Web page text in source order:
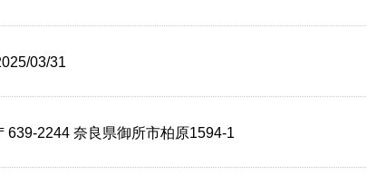
03/31
639-2244 奈良県御所市柏原1594-1